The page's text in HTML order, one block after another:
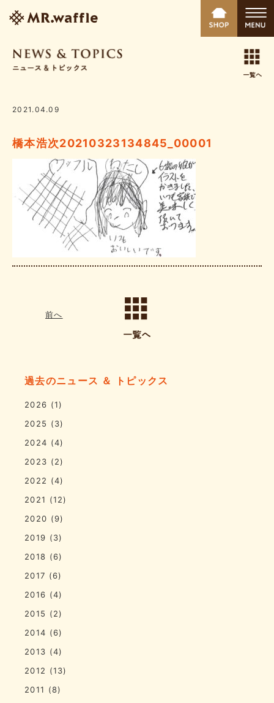
2021.04.09
橋本浩次20210323134845_00001
前へ
過去のニュース ＆ トピックス
2026 (1)
2025 (3)
2024 (4)
2023 (2)
2022 (4)
2021 (12)
2020 (9)
2019 (3)
2018 (6)
2017 (6)
2016 (4)
2015 (2)
2014 (6)
2013 (4)
2012 (13)
2011 (8)